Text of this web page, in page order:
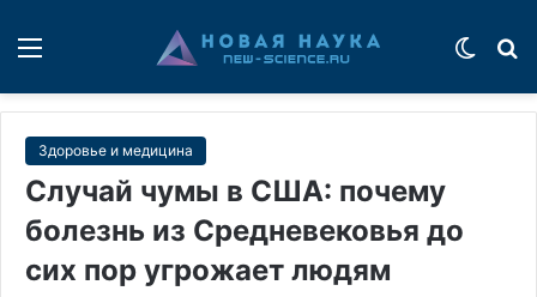
Здоровье и медицина
Случай чумы в США: почему
болезнь из Средневековья до
сих пор угрожает людям